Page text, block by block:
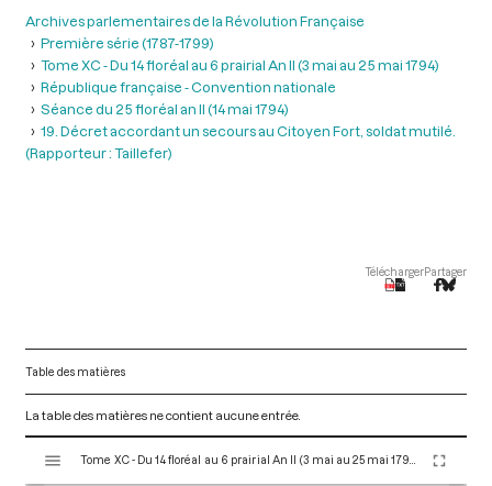
Archives parlementaires de la Révolution Française
Première série (1787-1799)
Tome XC - Du 14 floréal au 6 prairial An II (3 mai au 25 mai 1794)
République française - Convention nationale
Séance du 25 floréal an II (14 mai 1794)
19. Décret accordant un secours au Citoyen Fort, soldat mutilé.
(Rapporteur : Taillefer)
TéléchargerPartager
Table des matières
La table des matières ne contient aucune entrée.